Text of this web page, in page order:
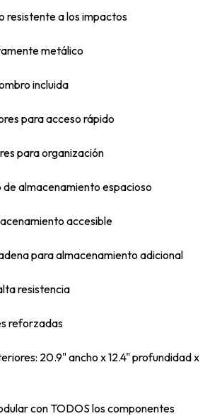
resistente a los impactos
metálico
incluida
para acceso rápido
para organización
almacenamiento espacioso
accesible
para almacenamiento adicional
resistencia
reforzadas
20.9" ancho x 12.4" profundidad x
con TODOS los componentes